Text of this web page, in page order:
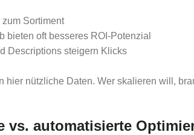
Sortiment
bieten oft besseres ROI-Potenzial
Descriptions steigern Klicks
nützliche Daten. Wer skalieren will,
vs. automatisierte